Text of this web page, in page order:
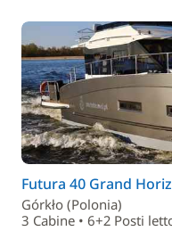
Futura 40 Grand
Górkło (Polonia)
3 Cabine • 6+2 Posti